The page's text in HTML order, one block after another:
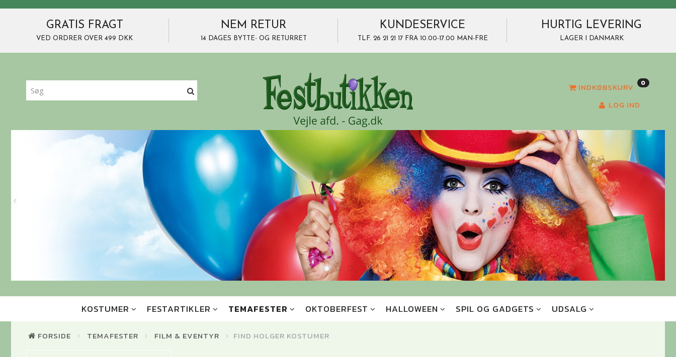
GRATIS FRAGT
VED ORDRER OVER 499 DKK
NEM RETUR
14 DAGES BYTTE- OG RETURRET
KUNDESERVICE
TLF. 26 21 21 17 FRA 10.00-17.00 MAN-FRE
HURTIG LEVERING
LAGER I DANMARK
INDKØBSKURV 0
LOG IND
KOSTUMER FESTARTIKLER TEMAFESTER OKTOBERFEST HALLOWEEN SPIL OG GADGETS UDSALG
FORSIDE TEMAFESTER FILM & EVENTYR FIND HOLGER KOSTUMER